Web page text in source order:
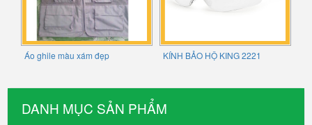
DANH MỤC SẢN PHẨM
Áo ghile màu xám đẹp KÍNH BẢO HỘ KING 2221